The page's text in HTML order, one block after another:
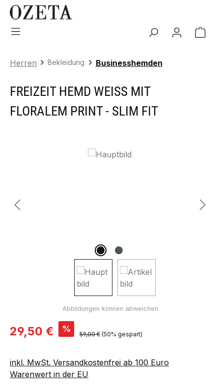
Zum Hauptinhalt springen
Herren Bekleidung Businesshemden
FREIZEIT HEMD WEISS MIT F
LORALEM PRINT - SLIM FIT
Bildergalerie überspringen
Verkaufspreis:
29,50 € % Regulärer Preis:
59,00 € (50% gespart)
inkl. MwSt. Versandkostenfrei ab 100 Euro
Warenwert in der EU